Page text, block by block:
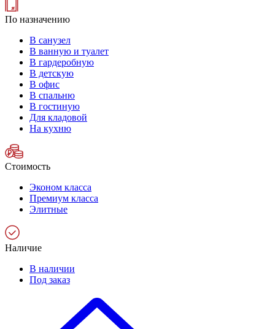
По назначению
В санузел
В ванную и туалет
В гардеробную
В детскую
В офис
В спальню
В гостиную
Для кладовой
На кухню
Стоимость
Эконом класса
Премиум класса
Элитные
Наличие
В наличии
Под заказ